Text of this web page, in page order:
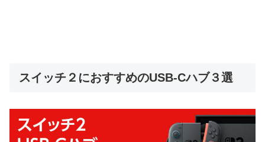
スイッチ２におすすめのUSB-Cハブ３選